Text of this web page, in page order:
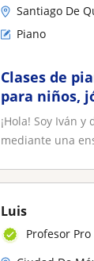
Santiago De
Piano
Clases de
para niños,
¡Hola! Soy Iván
mediante una
Luis
Profesor Pro